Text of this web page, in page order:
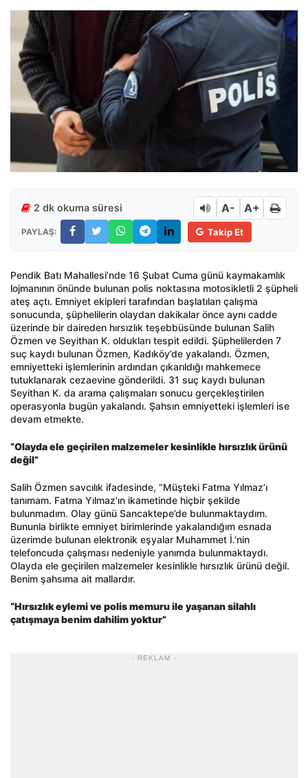
2 dk okuma süresi A- A+
PAYLAŞ: Takip Et
Pendik Batı Mahallesi’nde 16 Şubat Cuma günü kaymakamlık
lojmanının önünde bulunan polis noktasına motosikletli 2 şüpheli
ateş açtı. Emniyet ekipleri tarafından başlatılan çalışma
sonucunda, şüphelilerin olaydan dakikalar önce aynı cadde
üzerinde bir daireden hırsızlık teşebbüsünde bulunan Salih
Özmen ve Seyithan K. oldukları tespit edildi. Şüphelilerden 7
suç kaydı bulunan Özmen, Kadıköy’de yakalandı. Özmen,
emniyetteki işlemlerinin ardından çıkarıldığı mahkemece
tutuklanarak cezaevine gönderildi. 31 suç kaydı bulunan
Seyithan K. da arama çalışmaları sonucu gerçekleştirilen
operasyonla bugün yakalandı. Şahsın emniyetteki işlemleri ise
devam etmekte.
“Olayda ele geçirilen malzemeler kesinlikle hırsızlık ürünü
değil”
Salih Özmen savcılık ifadesinde, “Müşteki Fatma Yılmaz’ı
tanımam. Fatma Yılmaz’ın ikametinde hiçbir şekilde
bulunmadım. Olay günü Sancaktepe’de bulunmaktaydım.
Bununla birlikte emniyet birimlerinde yakalandığım esnada
üzerimde bulunan elektronik eşyalar Muhammet İ.’nin
telefoncuda çalışması nedeniyle yanımda bulunmaktaydı.
Olayda ele geçirilen malzemeler kesinlikle hırsızlık ürünü değil.
Benim şahsıma ait mallardır.
“Hırsızlık eylemi ve polis memuru ile yaşanan silahlı
çatışmaya benim dahilim yoktur”
- REKLAM -